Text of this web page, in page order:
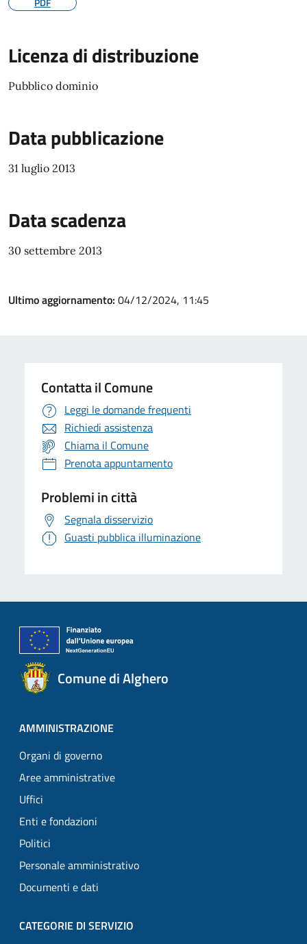
Licenza di distribuzione
Pubblico dominio
Data pubblicazione
31 luglio 2013
Data scadenza
30 settembre 2013
Ultimo aggiornamento: 04/12/2024, 11:45
Contatta il Comune
Leggi le domande frequenti
Richiedi assistenza
Chiama il Comune
Prenota appuntamento
Problemi in città
Segnala disservizio
Guasti pubblica illuminazione
Comune di Alghero
AMMINISTRAZIONE
Organi di governo
Aree amministrative
Uffici
Enti e fondazioni
Politici
Personale amministrativo
Documenti e dati
CATEGORIE DI SERVIZIO